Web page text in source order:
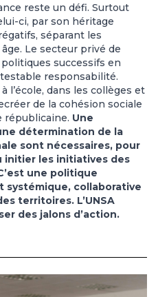
reste un défi. Surtout
ci, par son héritage
séparant les
Le secteur privé de
politiques successifs en
responsabilité.
l’école, dans les collèges et
de la cohésion sociale
républicaine. Une
détermination de la
sont nécessaires, pour
initier les initiatives des
une politique
systémique, collaborative
territoires. L’UNSA
des jalons d’action.